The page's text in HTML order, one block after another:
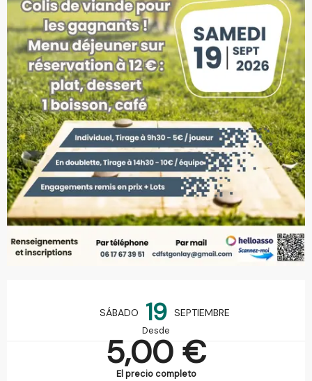
SÁBADO 19 SEPTIEMBRE
Desde
5,00 €
El precio completo